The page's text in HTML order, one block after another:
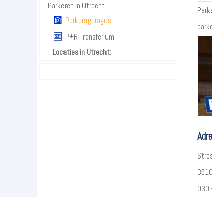
Parkeren in Utrecht
Parkeergarages
P+R Transferium
Locaties in Utrecht:
030